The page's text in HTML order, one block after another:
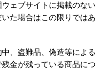
ェブサイトに掲載のない
た場合はこの限りではあ
、盗難品、偽造等による
金が残っている商品につ